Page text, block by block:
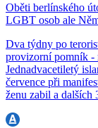
Oběti berlínského
LGBT osob ale
Dva týdny po
provizorní pomník -
Jednadvacetiletý
července při
ženu zabil a dalších